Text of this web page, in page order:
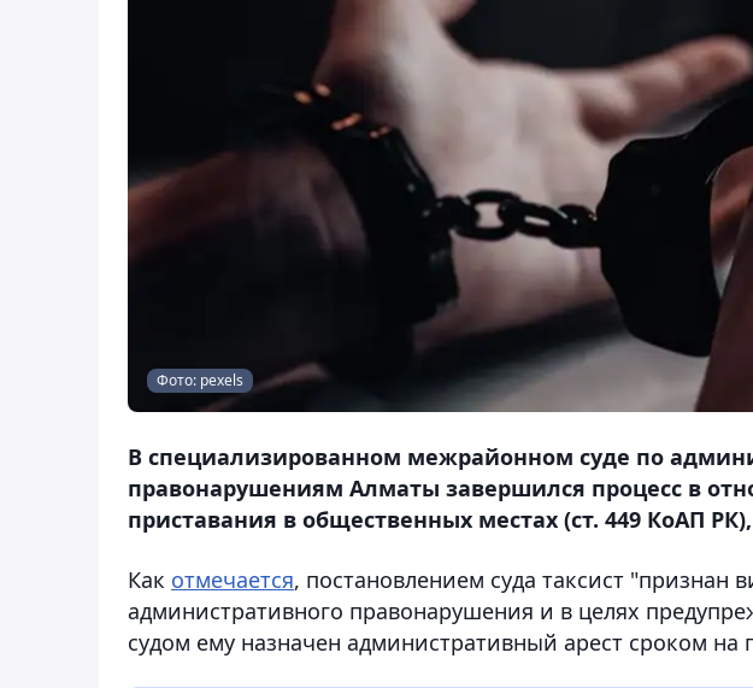
Фото: pexels
В специализированном межрайонном суде по
правонарушениям Алматы завершился процесс в
приставания в общественных местах (ст. 449 КоАП
Как отмечается, постановлением суда таксист "признан
административного правонарушения и в целях
судом ему назначен административный арест сроком на